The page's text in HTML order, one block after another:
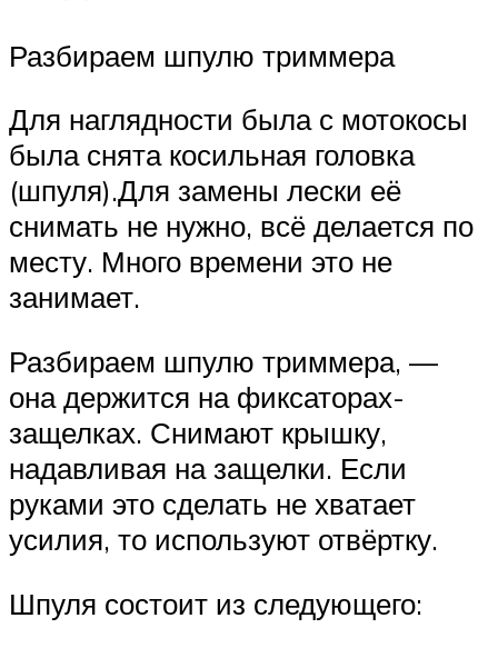
Разбираем шпулю триммера
Для наглядности была с мотокосы
была снята косильная головка
(шпуля).Для замены лески её
снимать не нужно, всё делается по
месту. Много времени это не
занимает.
Разбираем шпулю триммера, —
она держится на фиксаторах-
защелках. Снимают крышку,
надавливая на защелки. Если
руками это сделать не хватает
усилия, то используют отвёртку.
Шпуля состоит из следующего: